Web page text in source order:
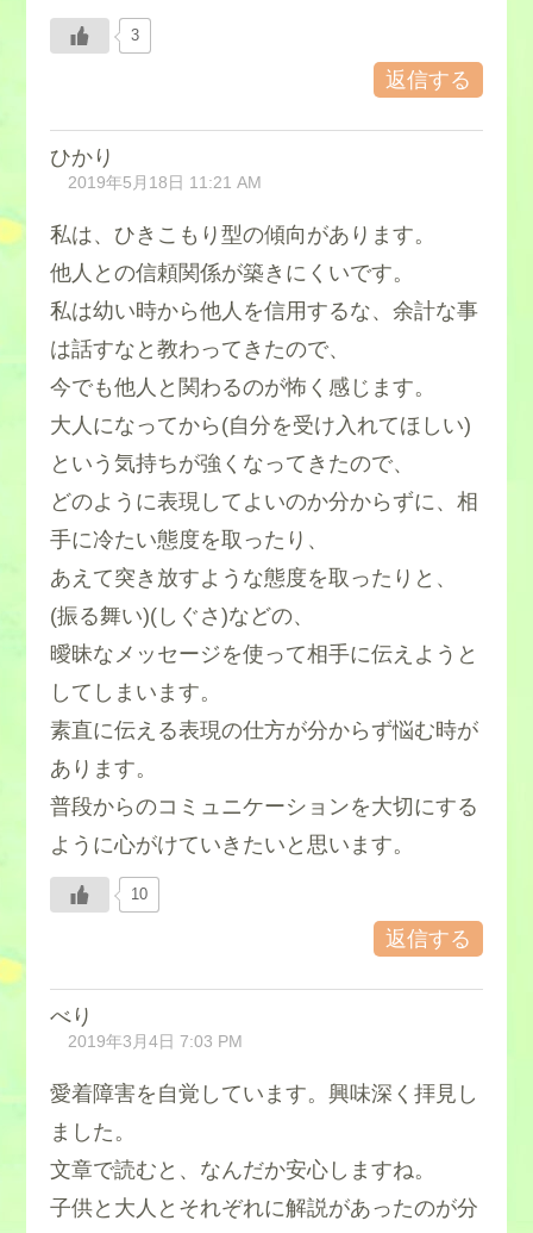
3
返信する
ひかり
2019年5月18日 11:21 AM
私は、ひきこもり型の傾向があります。
他人との信頼関係が築きにくいです。
私は幼い時から他人を信用するな、余計な事
は話すなと教わってきたので、
今でも他人と関わるのが怖く感じます。
大人になってから(自分を受け入れてほしい)
という気持ちが強くなってきたので、
どのように表現してよいのか分からずに、相
手に冷たい態度を取ったり、
あえて突き放すような態度を取ったりと、
(振る舞い)(しぐさ)などの、
曖昧なメッセージを使って相手に伝えようと
してしまいます。
素直に伝える表現の仕方が分からず悩む時が
あります。
普段からのコミュニケーションを大切にする
ように心がけていきたいと思います。
10
返信する
べり
2019年3月4日 7:03 PM
愛着障害を自覚しています。興味深く拝見し
ました。
文章で読むと、なんだか安心しますね。
子供と大人とそれぞれに解説があったのが分